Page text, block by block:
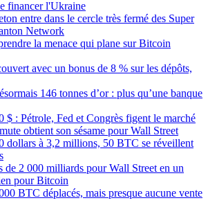
financer l'Ukraine
entre dans le cercle très fermé des Super
Network
la menace qui plane sur Bitcoin
avec un bonus de 8 % sur les dépôts,
146 tonnes d’or : plus qu’une banque
$ : Pétrole, Fed et Congrès figent le marché
obtient son sésame pour Wall Street
dollars à 3,2 millions, 50 BTC se réveillent
de 2 000 milliards pour Wall Street en un
pour Bitcoin
BTC déplacés, mais presque aucune vente